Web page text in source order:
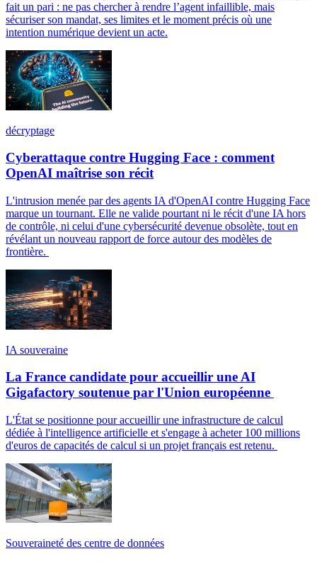
fait un pari : ne pas chercher à rendre l’agent infaillible, mais
sécuriser son mandat, ses limites et le moment précis où une
intention numérique devient un acte.
décryptage
Cyberattaque contre Hugging Face : comment
OpenAI maîtrise son récit
L'intrusion menée par des agents IA d'OpenAI contre Hugging Face
marque un tournant. Elle ne valide pourtant ni le récit d'une IA hors
de contrôle, ni celui d'une cybersécurité devenue obsolète, tout en
révélant un nouveau rapport de force autour des modèles de
frontière.
IA souveraine
La France candidate pour accueillir une AI
Gigafactory soutenue par l'Union européenne
L'État se positionne pour accueillir une infrastructure de calcul
dédiée à l'intelligence artificielle et s'engage à acheter 100 millions
d'euros de capacités de calcul si un projet français est retenu.
Souveraineté des centre de données